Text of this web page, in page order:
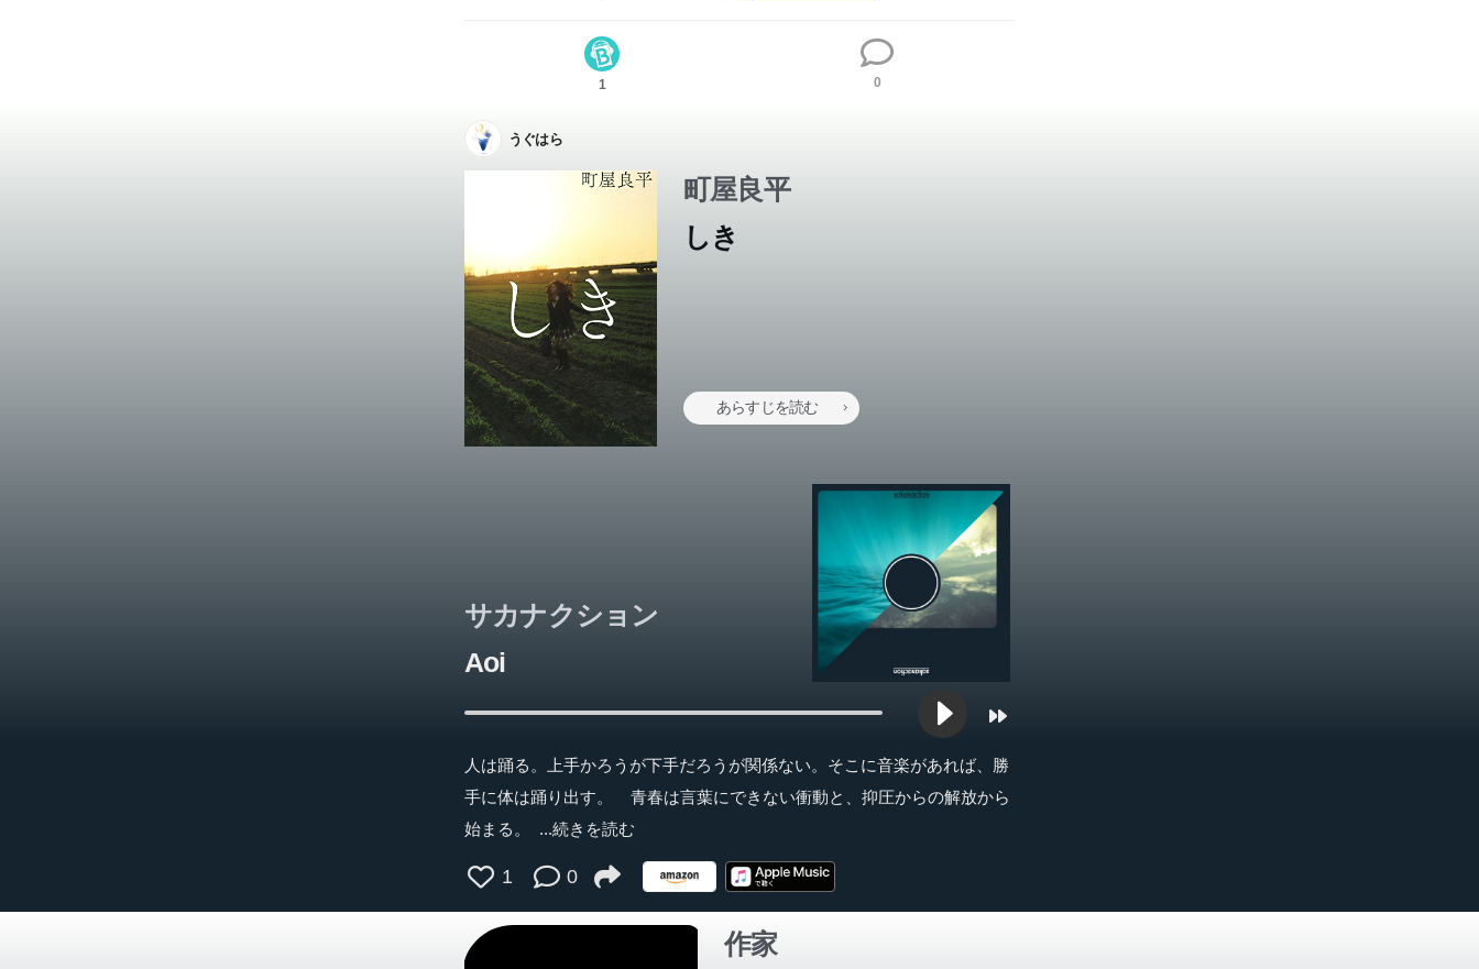
1 0
うぐはら
町屋良平
しき
あらすじを読む
高2男子、モニター越しにきらめく春夏秋冬...気鋭の文藝賞受賞作家が描
く、「恋」と「努力」と「友情」の超進化系青春小説。
サカナクション
Aoi
人は踊る。上手かろうが下手だろうが関係ない。そこに音楽があれば、勝
手に体は踊り出す。 青春は言葉にできない衝動と、抑圧からの解放から
始まる。 ...続きを読む
1 0
作家